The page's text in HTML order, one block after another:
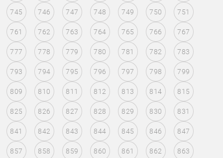
745 746 747 748 749 750 751
761 762 763 764 765 766 767
777 778 779 780 781 782 783
793 794 795 796 797 798 799
809 810 811 812 813 814 815
825 826 827 828 829 830 831
841 842 843 844 845 846 847
857 858 859 860 861 862 863